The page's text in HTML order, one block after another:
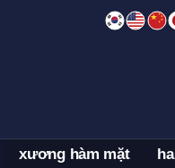
xương hàm mặt